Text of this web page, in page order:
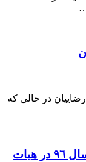
رضاییان در حالی که
تعداد دیگری از تبصره‌های لایحه بودجه سال ٩٦ در هیات